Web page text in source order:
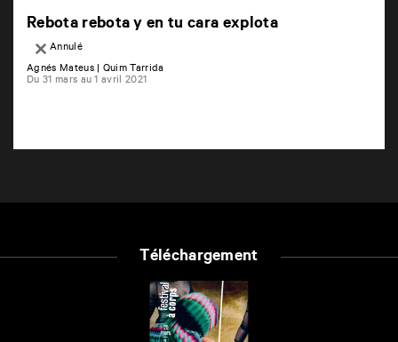
Rebota rebota y en tu cara explota
Annulé
Agnés Mateus | Quim Tarrida
Du 31 mars au 1 avril 2021
Téléchargement